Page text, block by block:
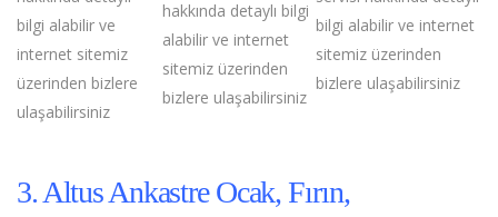
bilgi alabilir ve
internet sitemiz
üzerinden bizlere
ulaşabilirsiniz
hakkında detaylı bilgi
alabilir ve internet
sitemiz üzerinden
bizlere ulaşabilirsiniz
bilgi alabilir ve internet
sitemiz üzerinden
bizlere ulaşabilirsiniz
3. Altus Ankastre Ocak, Fırın,